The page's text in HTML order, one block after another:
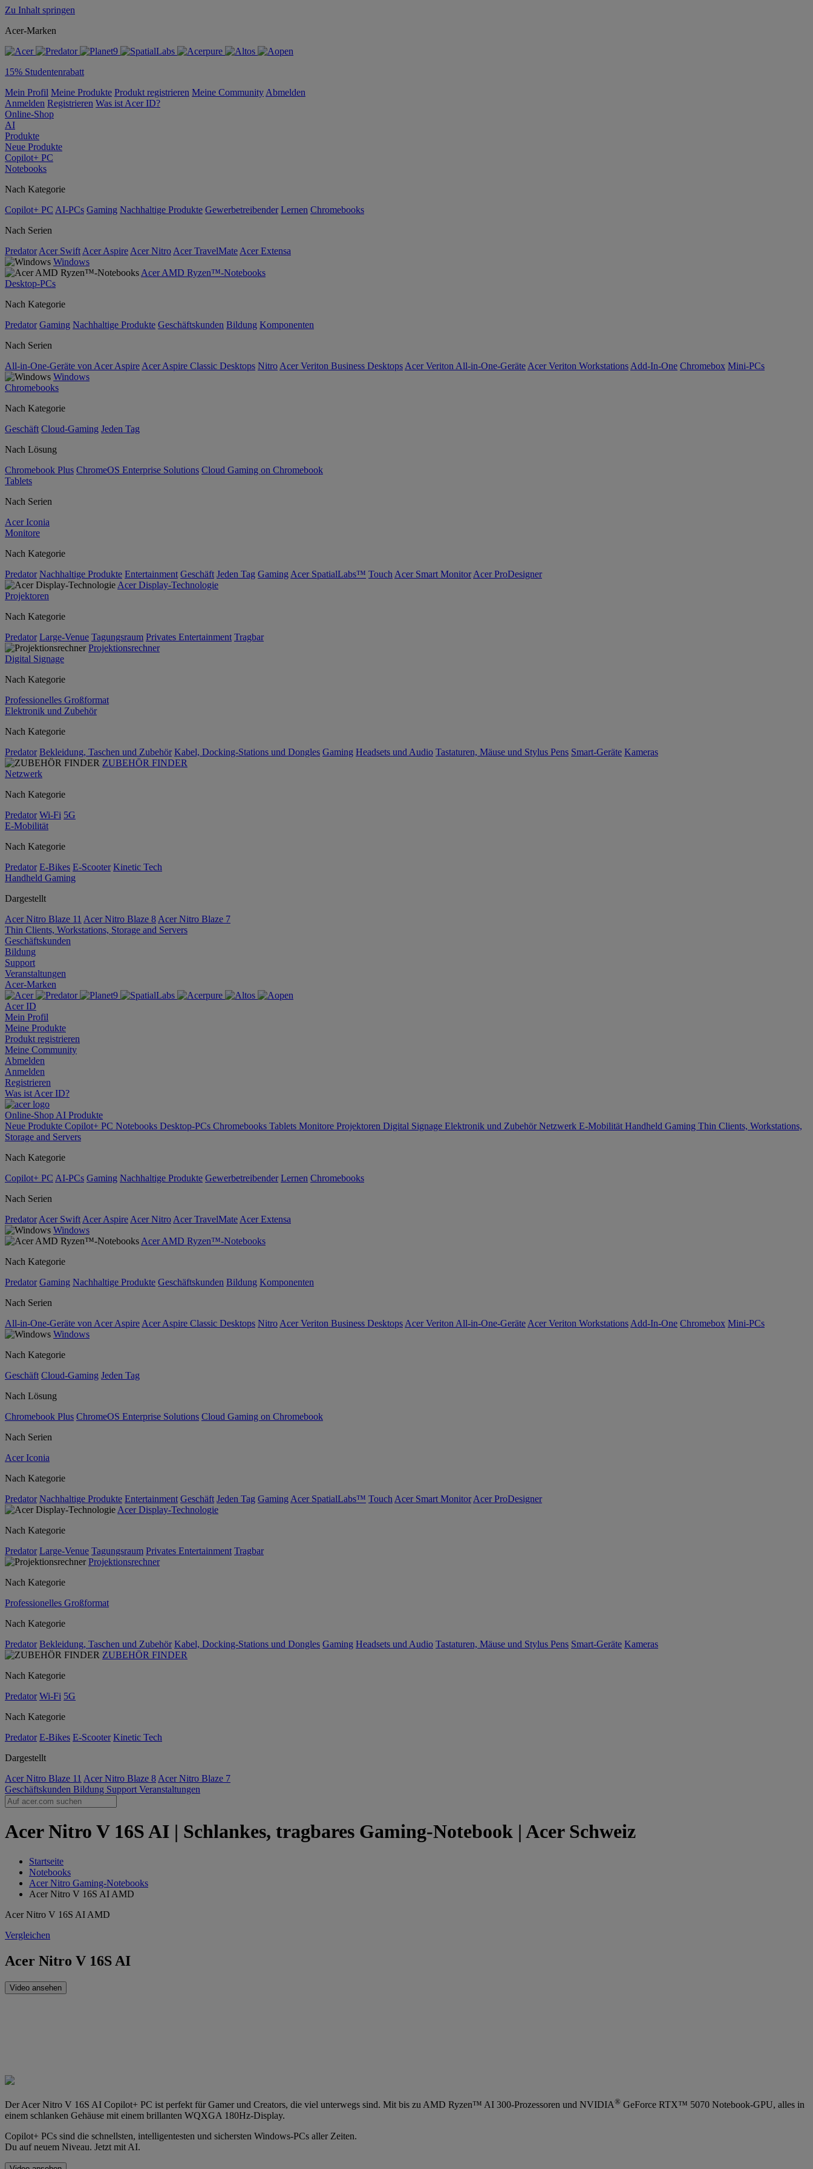
Zu Inhalt springen
Acer-Marken
15% Studentenrabatt
Mein Profil Meine Produkte Produkt registrieren Meine Community Abmelden
Anmelden Registrieren Was ist Acer ID?
Online-Shop
AI
Produkte
Neue Produkte
Copilot+ PC
Notebooks
Nach Kategorie
Copilot+ PC AI-PCs Gaming Nachhaltige Produkte Gewerbetreibender Lernen Chromebooks
Nach Serien
Predator Acer Swift Acer Aspire Acer Nitro Acer TravelMate Acer Extensa
Windows
Acer AMD Ryzen™-Notebooks
Desktop-PCs
Nach Kategorie
Predator Gaming Nachhaltige Produkte Geschäftskunden Bildung Komponenten
Nach Serien
All-in-One-Geräte von Acer Aspire Acer Aspire Classic Desktops Nitro Acer Veriton Business Desktops Acer Veriton All-in-One-Geräte Acer Veriton Workstations Add-In-One Chromebox Mini-PCs
Windows
Chromebooks
Nach Kategorie
Geschäft Cloud-Gaming Jeden Tag
Nach Lösung
Chromebook Plus ChromeOS Enterprise Solutions Cloud Gaming on Chromebook
Tablets
Nach Serien
Acer Iconia
Monitore
Nach Kategorie
Predator Nachhaltige Produkte Entertainment Geschäft Jeden Tag Gaming Acer SpatialLabs™ Touch Acer Smart Monitor Acer ProDesigner
Acer Display-Technologie
Projektoren
Nach Kategorie
Predator Large-Venue Tagungsraum Privates Entertainment Tragbar
Projektionsrechner
Digital Signage
Nach Kategorie
Professionelles Großformat
Elektronik und Zubehör
Nach Kategorie
Predator Bekleidung, Taschen und Zubehör Kabel, Docking-Stations und Dongles Gaming Headsets und Audio Tastaturen, Mäuse und Stylus Pens Smart-Geräte Kameras
ZUBEHÖR FINDER
Netzwerk
Nach Kategorie
Predator Wi-Fi 5G
E-Mobilität
Nach Kategorie
Predator E-Bikes E-Scooter Kinetic Tech
Handheld Gaming
Dargestellt
Acer Nitro Blaze 11 Acer Nitro Blaze 8 Acer Nitro Blaze 7
Thin Clients, Workstations, Storage and Servers
Geschäftskunden
Bildung
Support
Veranstaltungen
Acer-Marken
Acer ID
Mein Profil
Meine Produkte
Produkt registrieren
Meine Community
Abmelden
Anmelden
Registrieren
Was ist Acer ID?
Online-Shop AI Produkte
Neue Produkte Copilot+ PC Notebooks Desktop-PCs Chromebooks Tablets Monitore Projektoren Digital Signage Elektronik und ZubehörNetzwerk E-Mobilität Handheld Gaming Thin Clients, Workstations,
Storage and Servers
Nach Kategorie
Copilot+ PC AI-PCs Gaming Nachhaltige Produkte Gewerbetreibender Lernen Chromebooks
Nach Serien
Predator Acer Swift Acer Aspire Acer Nitro Acer TravelMate Acer Extensa
Windows
Acer AMD Ryzen™-Notebooks
Nach Kategorie
Predator Gaming Nachhaltige Produkte Geschäftskunden Bildung Komponenten
Nach Serien
All-in-One-Geräte von Acer Aspire Acer Aspire Classic Desktops Nitro Acer Veriton Business Desktops Acer Veriton All-in-One-Geräte Acer Veriton Workstations Add-In-One Chromebox Mini-PCs
Windows
Nach Kategorie
Geschäft Cloud-Gaming Jeden Tag
Nach Lösung
Chromebook Plus ChromeOS Enterprise Solutions Cloud Gaming on Chromebook
Nach Serien
Acer Iconia
Nach Kategorie
Predator Nachhaltige Produkte Entertainment Geschäft Jeden Tag Gaming Acer SpatialLabs™ Touch Acer Smart Monitor Acer ProDesigner
Acer Display-Technologie
Nach Kategorie
Predator Large-Venue Tagungsraum Privates Entertainment Tragbar
Projektionsrechner
Nach Kategorie
Professionelles Großformat
Nach Kategorie
Predator Bekleidung, Taschen und Zubehör Kabel, Docking-Stations und Dongles Gaming Headsets und Audio Tastaturen, Mäuse und Stylus Pens Smart-Geräte Kameras
ZUBEHÖR FINDER
Nach Kategorie
Predator Wi-Fi 5G
Nach Kategorie
Predator E-Bikes E-Scooter Kinetic Tech
Dargestellt
Acer Nitro Blaze 11 Acer Nitro Blaze 8 Acer Nitro Blaze 7
Geschäftskunden Bildung Support Veranstaltungen
Acer Nitro V 16S AI | Schlankes, tragbares Gaming-Notebook | Acer Schweiz
Startseite
Notebooks
Acer Nitro Gaming-Notebooks
Acer Nitro V 16S AI AMD
Acer Nitro V 16S AI AMD
Vergleichen
Acer Nitro V 16S AI
Video ansehen
Der Acer Nitro V 16S AI Copilot+ PC ist perfekt für Gamer und Creators, die viel unterwegs sind. Mit bis zu AMD Ryzen™ AI 300-Prozessoren und NVIDIA® GeForce RTX™ 5070 Notebook-GPU, alles in
einem schlanken Gehäuse mit einem brillanten WQXGA 180Hz-Display.
Copilot+ PCs sind die schnellsten, intelligentesten und sichersten Windows-PCs aller Zeiten.
Du auf neuem Niveau. Jetzt mit AI.